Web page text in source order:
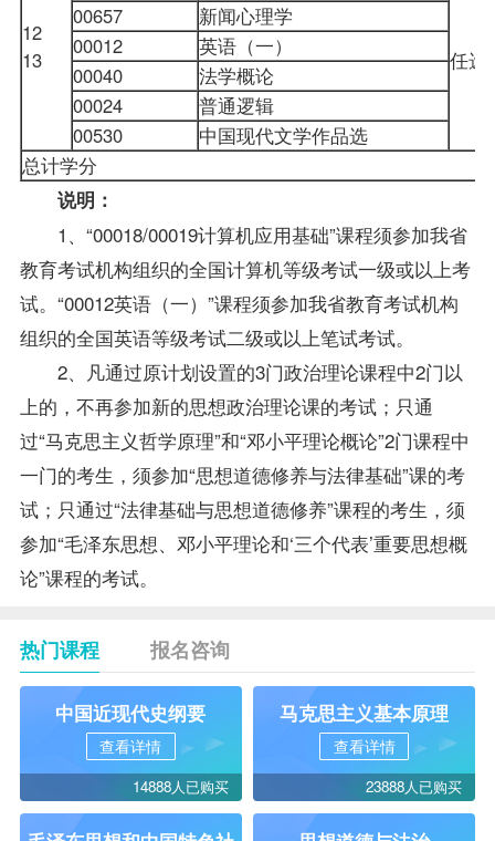
12
13
任
00657
新闻心理学
00012
英语（一）
00040
法学概论
00024
普通逻辑
00530
中国现代文学作品选
总计学分
说明：
1、“00018/00019计算机应用基础”课程须参加我省
教育考试机构组织的全国计算机等级考试一级或以上考
试。“00012英语（一）”课程须参加我省教育考试机构
组织的全国英语等级考试二级或以上笔试考试。
2、凡通过原计划设置的3门政治理论课程中2门以
上的，不再参加新的思想政治理论课的考试；只通
过“马克思主义哲学原理”和“邓小平理论概论”2门课程中
一门的考生，须参加“思想道德修养与法律基础”课的考
试；只通过“法律基础与思想道德修养”课程的考生，须
参加“毛泽东思想、邓小平理论和‘三个代表’重要思想概
论”课程的考试。
热门课程 报名咨询
中国近现代史纲要
查看详情
14888人已购买
马克思主义基本原理
查看详情
23888人已购买